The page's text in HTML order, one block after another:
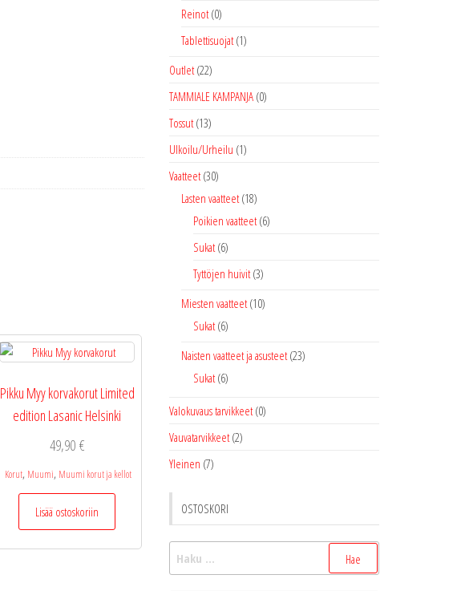
Pikku Myy korvakorut Limited
edition Lasanic Helsinki
49,90 €
Korut, Muumi, Muumi korut ja kellot
Lisää ostoskoriin
Reinot (0)
Tablettisuojat (1)
Outlet (22)
TAMMIALE KAMPANJA (0)
Tossut (13)
Ulkoilu/Urheilu (1)
Vaatteet (30)
Lasten vaatteet (18)
Poikien vaatteet (6)
Sukat (6)
Tyttöjen huivit (3)
Miesten vaatteet (10)
Sukat (6)
Naisten vaatteet ja asusteet (23)
Sukat (6)
Valokuvaus tarvikkeet (0)
Vauvatarvikkeet (2)
Yleinen (7)
OSTOSKORI
Haku: